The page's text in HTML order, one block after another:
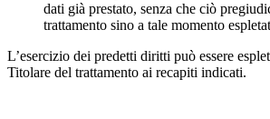
dati già prestato, senza che ciò
trattamento sino a tale momento
L’esercizio dei predetti diritti può essere
Titolare del trattamento ai recapiti indicati.